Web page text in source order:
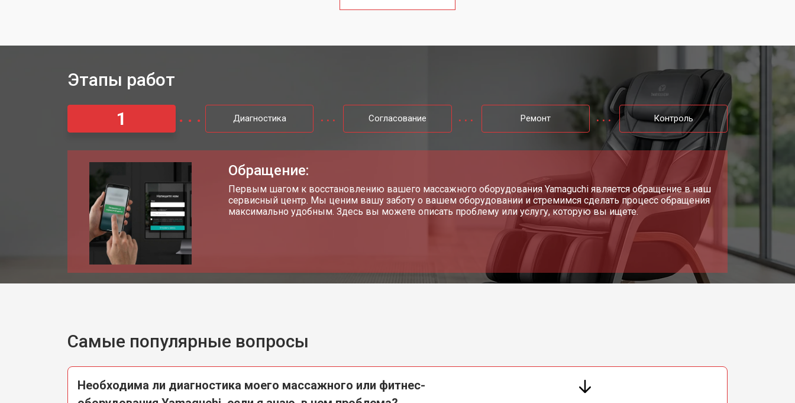
Замена датчиков от 50 мин от 1500 ₽ Заказать
Заказать
Этапы работ
1
Диагностика Согласование Ремонт Контроль
Обращение:
Первым шагом к восстановлению вашего массажного оборудования Yamaguchi является обращение в наш
сервисный центр. Мы ценим вашу заботу о вашем оборудовании и стремимся сделать процесс обращения
максимально удобным. Здесь вы можете описать проблему или услугу, которую вы ищете.
Самые популярные вопросы
Необходима ли диагностика моего массажного или фитнес-